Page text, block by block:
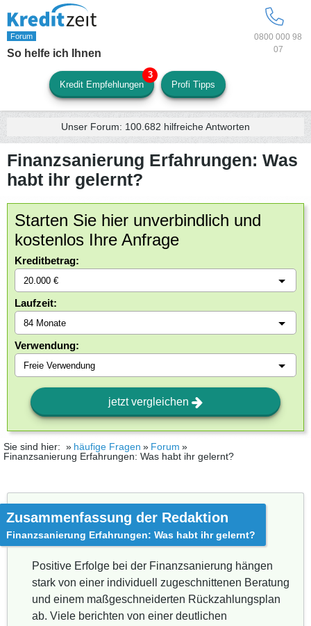
0800 000 98
07
So helfe ich Ihnen
Kredit Empfehlungen Profi Tipps
Unser Forum: 100.682 hilfreiche Antworten
Finanzsanierung Erfahrungen: Was
habt ihr gelernt?
Starten Sie hier unverbindlich und
kostenlos Ihre Anfrage
Kreditbetrag:
Laufzeit:
Verwendung:
jetzt vergleichen
Sie sind hier: häufige Fragen
Forum
Finanzsanierung Erfahrungen: Was habt ihr gelernt?
Zusammenfassung der Redaktion
Finanzsanierung Erfahrungen: Was habt ihr gelernt?
Positive Erfolge bei der Finanzsanierung hängen
stark von einer individuell zugeschnittenen Beratung
und einem maßgeschneiderten Rückzahlungsplan
ab. Viele berichten von einer deutlichen